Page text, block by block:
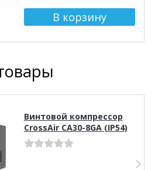
Винтовой компрессор
CrossAir CA30-8GA (IP54)